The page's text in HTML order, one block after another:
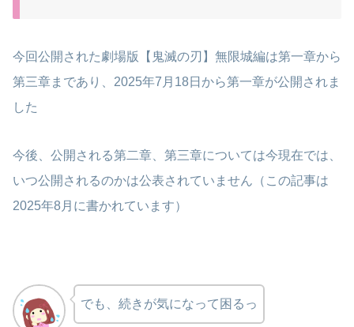
今回公開された劇場版【鬼滅の刃】無限城編は第一章から
第三章まであり、2025年7月18日から第一章が公開されま
した
今後、公開される第二章、第三章については今現在では、
いつ公開されるのかは公表されていません（この記事は
2025年8月に書かれています）
でも、続きが気になって困るっ